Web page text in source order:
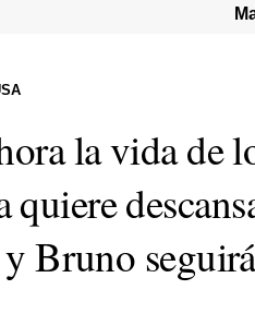
la vida de
Bruno